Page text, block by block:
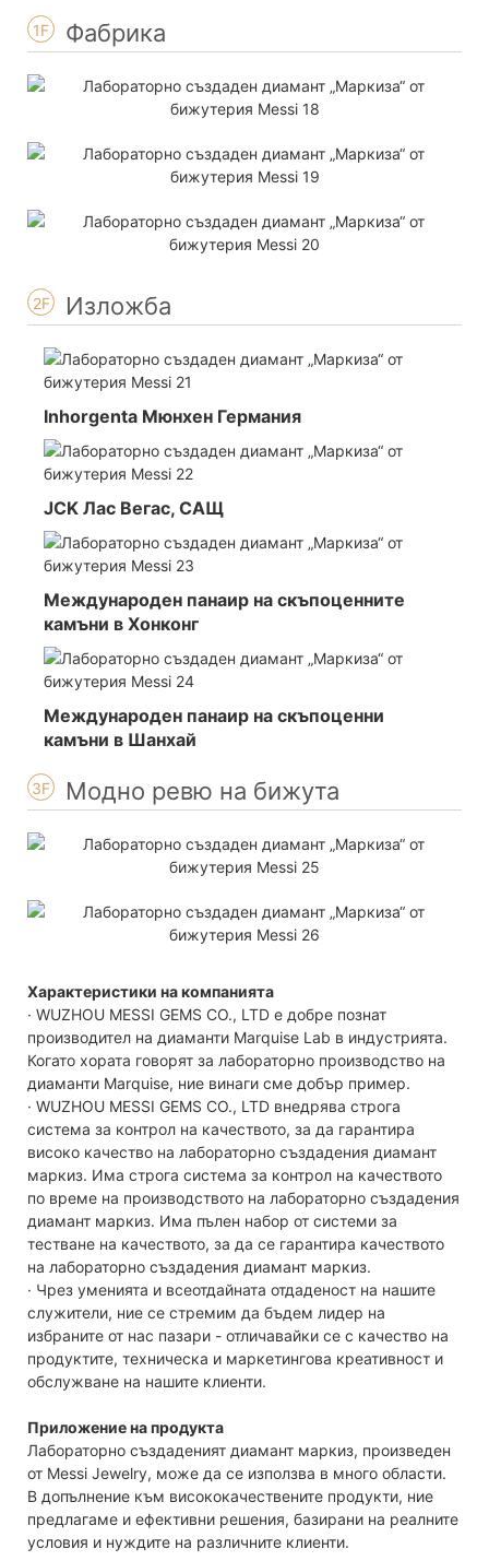
1F Фабрика
2F Изложба
Inhorgenta Мюнхен Германия
JCK Лас Вегас, САЩ
Международен панаир на скъпоценните
камъни в Хонконг
Международен панаир на скъпоценни
камъни в Шанхай
3F Модно ревю на бижута
Характеристики на компанията
· WUZHOU MESSI GEMS CO., LTD е добре познат
производител на диаманти Marquise Lab в индустрията.
Когато хората говорят за лабораторно производство на
диаманти Marquise, ние винаги сме добър пример.
· WUZHOU MESSI GEMS CO., LTD внедрява строга
система за контрол на качеството, за да гарантира
високо качество на лабораторно създадения диамант
маркиз. Има строга система за контрол на качеството
по време на производството на лабораторно създадения
диамант маркиз. Има пълен набор от системи за
тестване на качеството, за да се гарантира качеството
на лабораторно създадения диамант маркиз.
· Чрез уменията и всеотдайната отдаденост на нашите
служители, ние се стремим да бъдем лидер на
избраните от нас пазари - отличавайки се с качество на
продуктите, техническа и маркетингова креативност и
обслужване на нашите клиенти.
Приложение на продукта
Лабораторно създаденият диамант маркиз, произведен
от Messi Jewelry, може да се използва в много области.
В допълнение към висококачествените продукти, ние
предлагаме и ефективни решения, базирани на реалните
условия и нуждите на различните клиенти.